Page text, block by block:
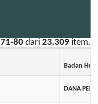
71-80 dari 23.309 item.
Badan
DANA